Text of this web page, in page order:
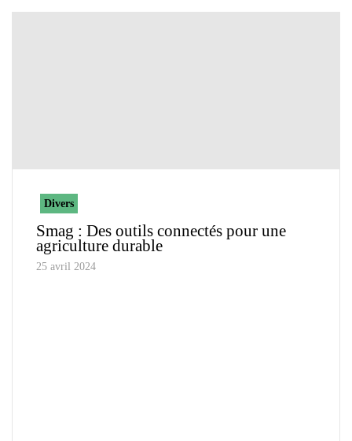
Divers
Smag : Des outils connectés pour une
agriculture durable
25 avril 2024